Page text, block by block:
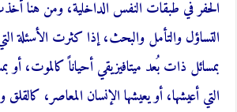
الحفر في طبقات النفس الداخلية، ومن هنا
التساؤل والتأمل والبحث، إذا كثرت الأسئلة
بمسائل ذات بُعد ميتافيزيقي أحياناً كالموت، أو
التي أعيشها، أو يعيشها الإنسان المعاصر،